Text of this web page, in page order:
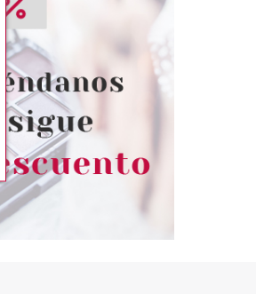
ESSENCE SO MESMERIZING
ACEITE LABIAL BRILLANTE
Pvr 3.79€
-20%
desde